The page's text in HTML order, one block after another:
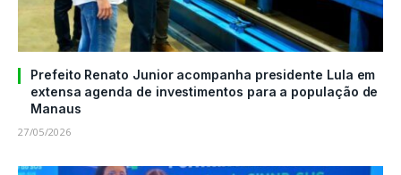
Prefeito Renato Junior acompanha presidente Lula em
extensa agenda de investimentos para a população de
Manaus
27/05/2026